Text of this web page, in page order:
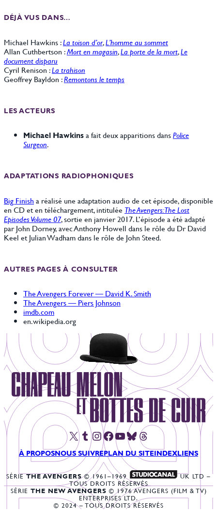
DÉJÀ VUS DANS…
Michael Hawkins :La toison d’or,L’homme au sommet
Allan Cuthbertson :Mort en magasin,La porte de la mort,Le
document disparu
Cyril Renison :La trahison
Geoffrey Bayldon :Remontons le temps
LES ACTEURS
Michael Hawkinsa fait deux apparitions dansPolice
Surgeon.
ADAPTATIONS RADIOPHONIQUES
Big Finish a réalisé une adaptation audio de cet épisode, disponible
en CD et en téléchargement, intitulée The Avengers: The Lost
Episodes Volume 07, sortie en janvier 2017. L’épisode a été adapté
par John Dorney, avec Anthony Howell dans le rôle du Dr David
Keel et Julian Wadham dans le rôle de John Steed.
AUTRES PAGES À CONSULTER
The Avengers Forever — David K. Smith
The Avengers — Piers Johnson
imdb.com
en.wikipedia.org
X Tumblr InstagramFacebook YouTube Bluesky Threads
À PROPOSNOUS SUIVREPLAN DU SITEINDEXLIENS
SÉRIETHE AVENGERS© 1961–1969
UK LTD –
TOUS DROITS RÉSERVÉS
SÉRIE THE NEW AVENGERS © 1976 AVENGERS (FILM & TV)
ENTERPRISES LTD.
© 2024 – TOUS DROITS RÉSERVÉS